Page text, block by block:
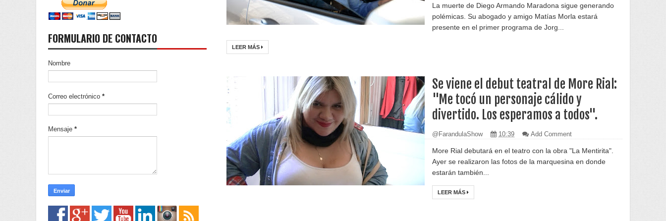
La muerte de Diego Armando Maradona sigue generando
polémicas. Su abogado y amigo Matías Morla estará
presente en el primer programa de Jorg...
LEER MÁS
Se viene el debut teatral de More Rial:
"Me tocó un personaje cálido y
divertido. Los esperamos a todos".
@FarandulaShow 10:39 Add Comment
More Rial debutará en el teatro con la obra "La Mentirita".
Ayer se realizaron las fotos de la marquesina en donde
estarán también...
LEER MÁS
FORMULARIO DE CONTACTO
Nombre
Correo electrónico *
Mensaje *